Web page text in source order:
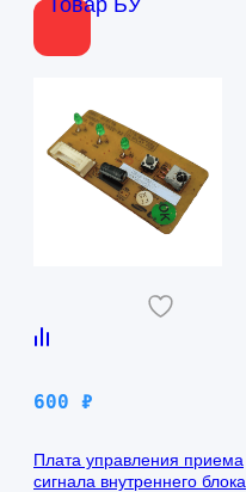
Товар БУ
600 ₽
Плата управления приема
сигнала внутреннего блока